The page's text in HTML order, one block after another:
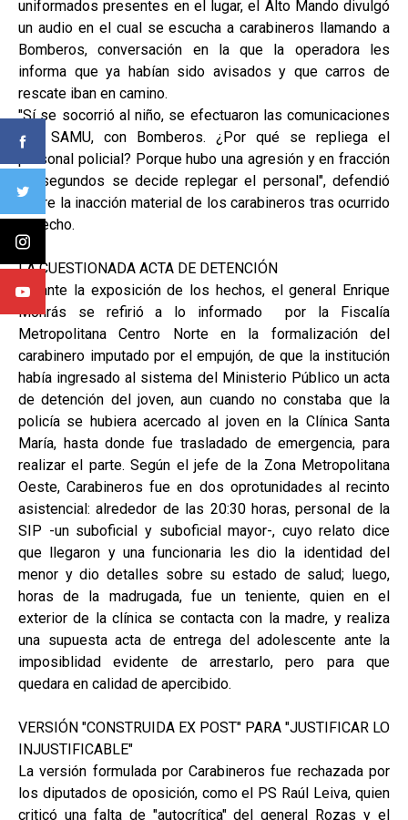
uniformados presentes en el lugar, el Alto Mando divulgó
un audio en el cual se escucha a carabineros llamando a
Bomberos, conversación en la que la operadora les
informa que ya habían sido avisados y que carros de
rescate iban en camino.
"Sí se socorrió al niño, se efectuaron las comunicaciones
con SAMU, con Bomberos. ¿Por qué se repliega el
personal policial? Porque hubo una agresión y en fracción
de segundos se decide replegar el personal", defendió
sobre la inacción material de los carabineros tras ocurrido
el hecho.
LA CUESTIONADA ACTA DE DETENCIÓN
Durante la exposición de los hechos, el general Enrique
Monrás se refirió a lo informado por la Fiscalía
Metropolitana Centro Norte en la formalización del
carabinero imputado por el empujón, de que la institución
había ingresado al sistema del Ministerio Público un acta
de detención del joven, aun cuando no constaba que la
policía se hubiera acercado al joven en la Clínica Santa
María, hasta donde fue trasladado de emergencia, para
realizar el parte. Según el jefe de la Zona Metropolitana
Oeste, Carabineros fue en dos oprotunidades al recinto
asistencial: alrededor de las 20:30 horas, personal de la
SIP -un suboficial y suboficial mayor-, cuyo relato dice
que llegaron y una funcionaria les dio la identidad del
menor y dio detalles sobre su estado de salud; luego,
horas de la madrugada, fue un teniente, quien en el
exterior de la clínica se contacta con la madre, y realiza
una supuesta acta de entrega del adolescente ante la
imposiblidad evidente de arrestarlo, pero para que
quedara en calidad de apercibido.
VERSIÓN "CONSTRUIDA EX POST" PARA "JUSTIFICAR LO
INJUSTIFICABLE"
La versión formulada por Carabineros fue rechazada por
los diputados de oposición, como el PS Raúl Leiva, quien
criticó una falta de "autocrítica" del general Rozas y el